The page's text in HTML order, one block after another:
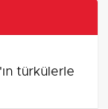
türkülerle